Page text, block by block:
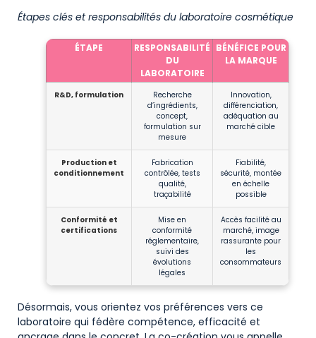
Étapes clés et responsabilités du laboratoire cosmétique
ÉTAPE
RESPONSABILITÉ
DU
LABORATOIRE
BÉNÉFICE POUR
LA MARQUE
R&D, formulation
Recherche
d’ingrédients,
concept,
formulation sur
mesure
Innovation,
différenciation,
adéquation au
marché cible
Production et
conditionnement
Fabrication
contrôlée, tests
qualité,
traçabilité
Fiabilité,
sécurité, montée
en échelle
possible
Conformité et
certifications
Mise en
conformité
réglementaire,
suivi des
évolutions
légales
Accès facilité au
marché, image
rassurante pour
les
consommateurs
Désormais, vous orientez vos préférences vers ce
laboratoire qui fédère compétence, efficacité et